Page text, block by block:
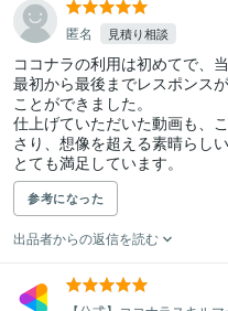
匿名 見積り相談
ココナラの利用は初めてで、
最初から最後までレスポンス
ことができました。
仕上げていただいた動画も、
さり、想像を超える素晴らし
とても満足しています。
参考になった
出品者からの返信を読む